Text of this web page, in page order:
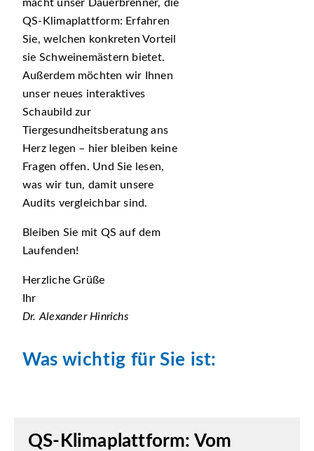
macht unser Dauerbrenner, die
QS-Klimaplattform: Erfahren
Sie, welchen konkreten Vorteil
sie Schweinemästern bietet.
Außerdem möchten wir Ihnen
unser neues interaktives
Schaubild zur
Tiergesundheitsberatung ans
Herz legen – hier bleiben keine
Fragen offen. Und Sie lesen,
was wir tun, damit unsere
Audits vergleichbar sind.
Bleiben Sie mit QS auf dem
Laufenden!
Herzliche Grüße
Ihr
Dr. Alexander Hinrichs
Was wichtig für Sie ist:
QS-Klimaplattform: Vom